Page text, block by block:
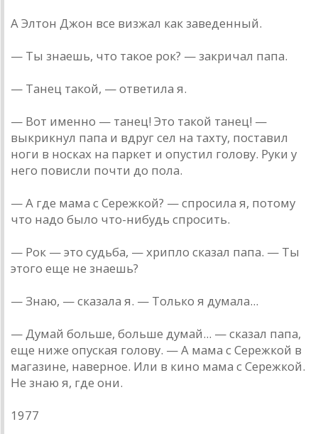
А Элтон Джон все визжал как заведенный.
— Ты знаешь, что такое рок? — закричал папа.
— Танец такой, — ответила я.
— Вот именно — танец! Это такой танец! —
выкрикнул папа и вдруг сел на тахту, поставил
ноги в носках на паркет и опустил голову. Руки у
него повисли почти до пола.
— А где мама с Сережкой? — спросила я, потому
что надо было что-нибудь спросить.
— Рок — это судьба, — хрипло сказал папа. — Ты
этого еще не знаешь?
— Знаю, — сказала я. — Только я думала...
— Думай больше, больше думай... — сказал папа,
еще ниже опуская голову. — А мама с Сережкой в
магазине, наверное. Или в кино мама с Сережкой.
Не знаю я, где они.
1977